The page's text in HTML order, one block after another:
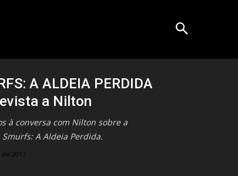
A ALDEIA PERDIDA
a Nilton
à conversa com Nilton sobre a
A Aldeia Perdida.
de 2017